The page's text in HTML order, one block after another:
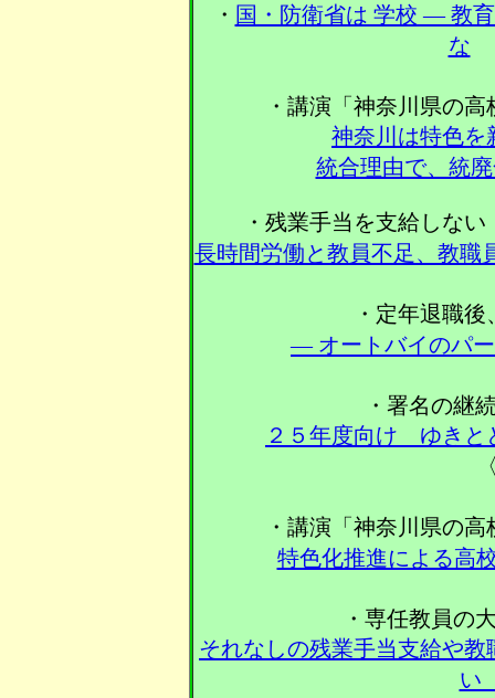
・ 国・防衛省は 学校 ― 教
な
・講演「神奈川県の
神奈川は特色を
統合理由で、統
・残業手当を支給しな
長時間労働と教員不足、教職
・定年退職
― オートバイのパ
・署名の継
２５年度向け ゆきと
・講演「神奈川県の
特色化推進による高
・専任教員
それなしの残業手当支給や